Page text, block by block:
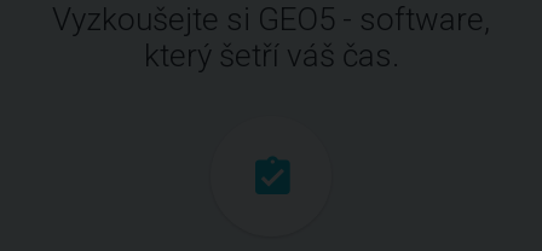
Vyzkoušejte si GEO5 - software,
který šetří váš čas.